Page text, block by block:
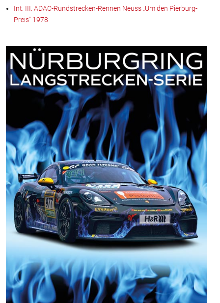
Int. III. ADAC-Rundstrecken-Rennen Neuss „Um den Pierburg-
Preis" 1978